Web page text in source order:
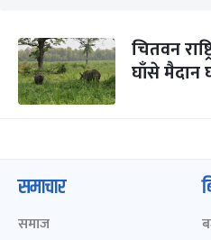
चितवन
घाँसे मैदान
समाचार
समाज